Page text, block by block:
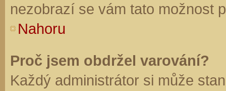
nezobrazí se vám tato možnost
Nahoru
Proč jsem obdržel varování?
Každý administrátor si může